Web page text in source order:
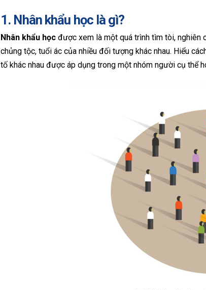
1. Nhân khẩu học là gì?
Nhân khẩu học được xem là một quá trình tìm tòi, nghiên
chủng tộc, tuổi ác của nhiều đối tượng khác nhau. Hiểu
tố khác nhau được áp dụng trong một nhóm người cụ thể